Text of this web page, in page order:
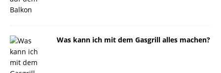
Was kann ich mit dem Gasgrill alles machen?